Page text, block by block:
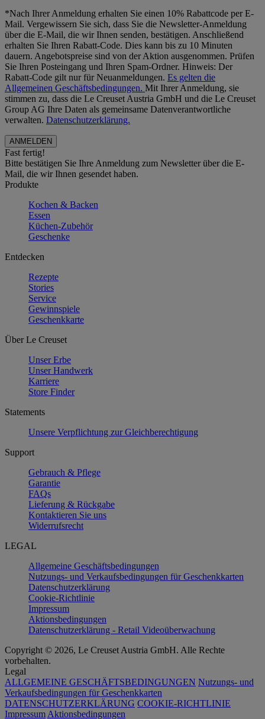
*Nach Ihrer Anmeldung erhalten Sie einen 10% Rabattcode per E-
Mail. Vergewissern Sie sich, dass Sie die Newsletter-Anmeldung
über die E-Mail, die wir Ihnen senden, bestätigen. Anschließend
erhalten Sie Ihren Rabatt-Code. Dies kann bis zu 10 Minuten
dauern. Angebotspreise sind von der Aktion ausgenommen. Prüfen
Sie Ihren Posteingang und Ihren Spam-Ordner. Hinweis: Der
Rabatt-Code gilt nur für Neuanmeldungen. Es gelten die
Allgemeinen Geschäftsbedingungen. Mit Ihrer Anmeldung, sie
stimmen zu, dass die Le Creuset Austria GmbH und die Le Creuset
Group AG Ihre Daten als gemeinsame Datenverantwortliche
verwalten. Datenschutzerklärung.
Fast fertig!
Bitte bestätigen Sie Ihre Anmeldung zum Newsletter über die E-
Mail, die wir Ihnen gesendet haben.
Produkte
Kochen & Backen
Essen
Küchen-Zubehör
Geschenke
Entdecken
Rezepte
Stories
Service
Gewinnspiele
Geschenkkarte
Über Le Creuset
Unser Erbe
Unser Handwerk
Karriere
Store Finder
Statements
Unsere Verpflichtung zur Gleichberechtigung
Support
Gebrauch & Pflege
Garantie
FAQs
Lieferung & Rückgabe
Kontaktieren Sie uns
Widerrufsrecht
LEGAL
Allgemeine Geschäftsbedingungen
Nutzungs- und Verkaufsbedingungen für Geschenkkarten
Datenschutzerklärung
Cookie-Richtlinie
Impressum
Aktionsbedingungen
Datenschutzerklärung - Retail Videoüberwachung
Copyright © 2026, Le Creuset Austria GmbH. Alle Rechte
vorbehalten.
Legal
ALLGEMEINE GESCHÄFTSBEDINGUNGEN Nutzungs- und
Verkaufsbedingungen für Geschenkkarten
DATENSCHUTZERKLÄRUNG COOKIE-RICHTLINIE
Impressum Aktionsbedingungen